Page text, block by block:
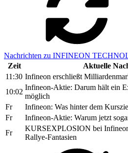
Nachrichten zu INFINEON
Zeit
Aktuelle
11:30 Infineon erschließt
10:02
Infineon-Aktie: Darum hält ein
möglich
Fr
Infineon: Was hinter dem
Fr
Infineon-Aktie: Warum jetzt
Fr
KURSEXPLOSION bei
Rallye-Fantasien